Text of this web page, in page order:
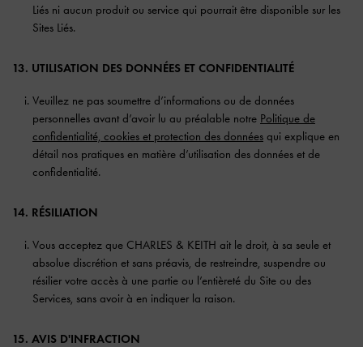
Liés ni aucun produit ou service qui pourrait être disponible sur les
Sites Liés.
13. UTILISATION DES DONNÉES ET CONFIDENTIALITÉ
Veuillez ne pas soumettre d’informations ou de données
personnelles avant d’avoir lu au préalable notre Politique de
confidentialité, cookies et protection des données qui explique en
détail nos pratiques en matière d’utilisation des données et de
confidentialité.
14. RÉSILIATION
Vous acceptez que CHARLES & KEITH ait le droit, à sa seule et
absolue discrétion et sans préavis, de restreindre, suspendre ou
résilier votre accès à une partie ou l’entièreté du Site ou des
Services, sans avoir à en indiquer la raison.
15. AVIS D'INFRACTION